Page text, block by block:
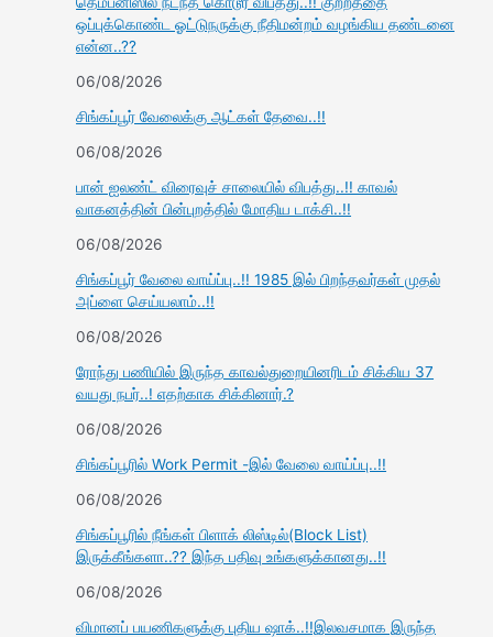
ஒப்புக்கொண்ட ஓட்டுநருக்கு நீதிமன்றம் வழங்கிய தண்டனை
என்ன..??
06/08/2026
சிங்கப்பூர் வேலைக்கு ஆட்கள் தேவை..!!
06/08/2026
பான் ஐலண்ட் விரைவுச் சாலையில் விபத்து..!! காவல்
வாகனத்தின் பின்புறத்தில் மோதிய டாக்சி..!!
06/08/2026
சிங்கப்பூர் வேலை வாய்ப்பு..!! 1985 இல் பிறந்தவர்கள் முதல்
அப்ளை செய்யலாம்..!!
06/08/2026
ரோந்து பணியில் இருந்த காவல்துறையினரிடம் சிக்கிய 37
வயது நபர்..! எதற்காக சிக்கினார்.?
06/08/2026
சிங்கப்பூரில் Work Permit -இல் வேலை வாய்ப்பு..!!
06/08/2026
சிங்கப்பூரில் நீங்கள் பிளாக் லிஸ்டில்(Block List)
இருக்கீங்களா..?? இந்த பதிவு உங்களுக்கானது..!!
06/08/2026
விமானப் பயணிகளுக்கு புதிய ஷாக்..!!இலவசமாக இருந்த